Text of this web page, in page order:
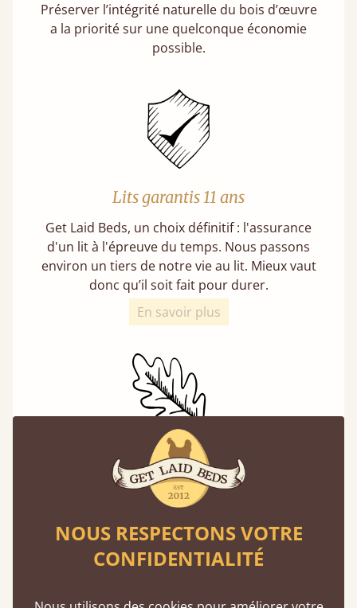
Préserver l’intégrité naturelle du bois d’œuvre
a la priorité sur une quelconque économie
possible.
Lits garantis 11 ans
Get Laid Beds, un choix définitif : l'assurance
d'un lit à l'épreuve du temps. Nous passons
environ un tiers de notre vie au lit. Mieux vaut
donc qu’il soit fait pour durer.
En savoir plus
Un choix écoresponsable
Acheter un lit en bois est un choix durable.
Nos bois tendres proviennent toujours de
forêts gérées de manière responsable et
respectent des normes de durabilité strictes.
NOUS RESPECTONS VOTRE
CONFIDENTIALITÉ